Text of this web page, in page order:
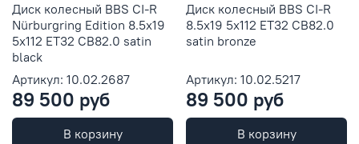
Диск колесный BBS CI-R
Nürburgring Edition 8.5x19
5x112 ET32 CB82.0 satin
black
Артикул: 10.02.2687
89 500 руб
В корзину
Диск колесный BBS CI-R
8.5x19 5x112 ET32 CB82.0
satin bronze
Артикул: 10.02.5217
89 500 руб
В корзину